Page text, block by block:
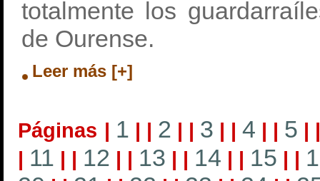
totalmente los
de Ourense.
Leer más [+]
Páginas | 1 | | 2 | | 3 | | 4 | | 5 |
| 11 | | 12 | | 13 | | 14 | | 15 | |